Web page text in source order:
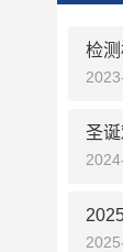
检
圣